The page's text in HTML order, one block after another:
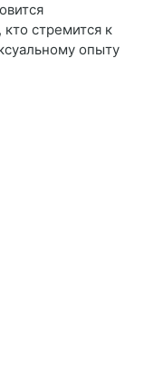
стремится к
опыту